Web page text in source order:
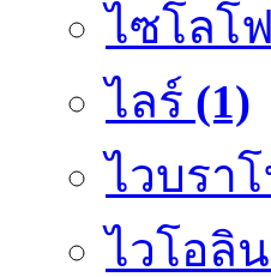
ไซโลโ
ไลร์ (1)
ไวบรา
ไวโอลิน